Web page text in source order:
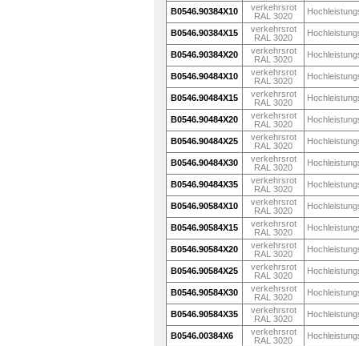
B0546.90384X10
verkehrsrot
RAL 3020
B0546.90384X15
verkehrsrot
RAL 3020
B0546.90384X20
verkehrsrot
RAL 3020
B0546.90484X10
verkehrsrot
RAL 3020
B0546.90484X15
verkehrsrot
RAL 3020
B0546.90484X20
verkehrsrot
RAL 3020
B0546.90484X25
verkehrsrot
RAL 3020
B0546.90484X30
verkehrsrot
RAL 3020
B0546.90484X35
verkehrsrot
RAL 3020
B0546.90584X10
verkehrsrot
RAL 3020
B0546.90584X15
verkehrsrot
RAL 3020
B0546.90584X20
verkehrsrot
RAL 3020
B0546.90584X25
verkehrsrot
RAL 3020
B0546.90584X30
verkehrsrot
RAL 3020
B0546.90584X35
verkehrsrot
RAL 3020
B0546.00384X6
verkehrsrot
RAL 3020